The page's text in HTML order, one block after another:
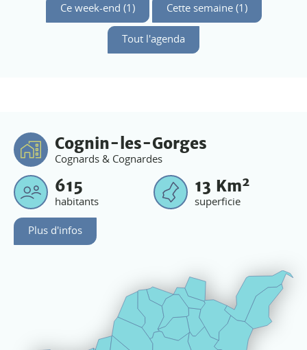
Ce week-end (1) Cette semaine (1)
Tout l'agenda
Cognin-les-Gorges
Cognards & Cognardes
615
habitants
13 Km2
superficie
Plus d'infos